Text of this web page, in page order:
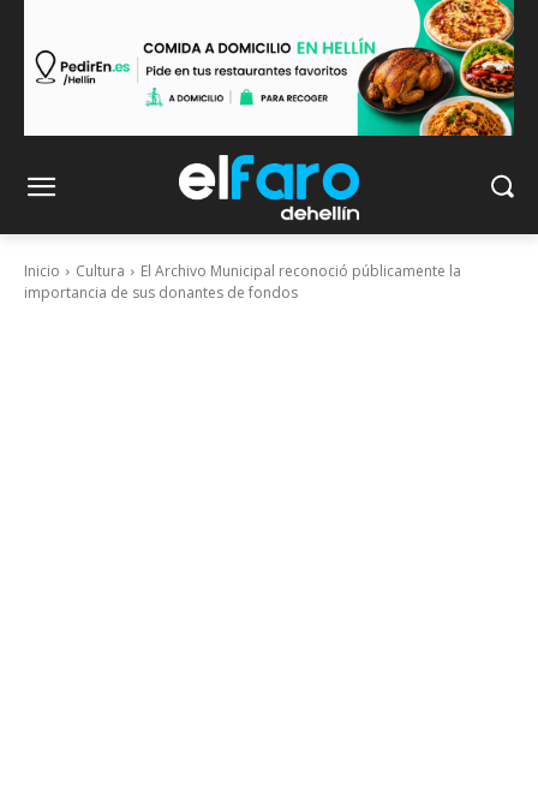
Inicio Cultura
El Archivo Municipal reconoció públicamente la
importancia de sus donantes de fondos